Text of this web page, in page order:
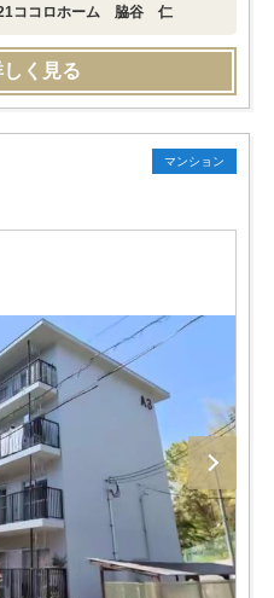
ココロホーム 脇谷 仁
く見る
マンション